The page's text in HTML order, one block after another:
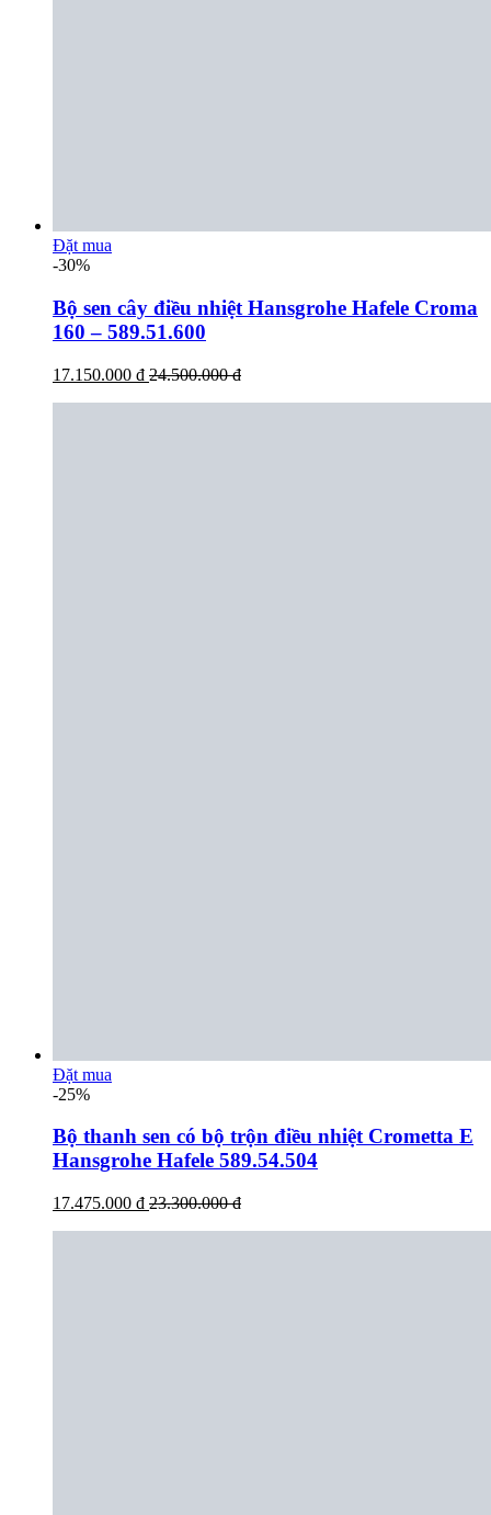
Đặt mua
-30%
Bộ sen cây điều nhiệt Hansgrohe Hafele Croma
160 – 589.51.600
17.150.000 đ 24.500.000 đ
Đặt mua
-25%
Bộ thanh sen có bộ trộn điều nhiệt Crometta E
Hansgrohe Hafele 589.54.504
17.475.000 đ 23.300.000 đ